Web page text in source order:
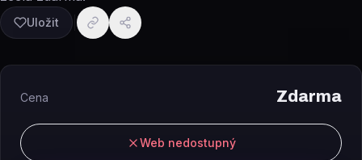
Uložit
Cena Zdarma
Web nedostupný